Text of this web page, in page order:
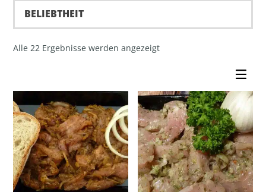
Alle 22 Ergebnisse werden angezeigtNach